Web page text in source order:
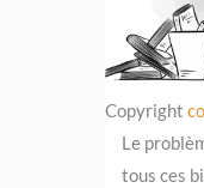
Copyright
Le
tous ces